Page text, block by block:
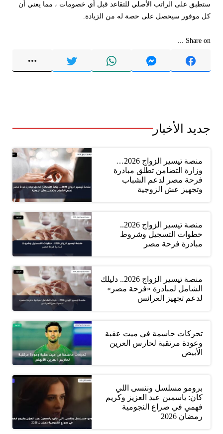
ستطبق على الراتب الأصلي للتقاعد قبل أي خصومات ، مما يعني أن
كل موفور سيحصل على حصة له من الزيادة.
Share on ...
جديد الأخبار
منصة تيسير الزواج 2026…
وزارة التضامن تطلق مبادرة
فرحة مصر لدعم الشباب
وتجهيز عش الزوجية
منصة تيسير الزواج 2026..
خطوات التسجيل وشروط
مبادرة فرحة مصر
منصة تيسير الزواج 2026.. دليلك
الشامل لمبادرة «فرحة مصر»
لدعم تجهيز العرائس
تحركات حاسمة في ميت عقبة
وعودة مرتقبة لحارس العرين
الأبيض
برومو مسلسل وننسى اللي
كان: ياسمين عبد العزيز وكريم
فهمي في صراع النجومية
رمضان 2026